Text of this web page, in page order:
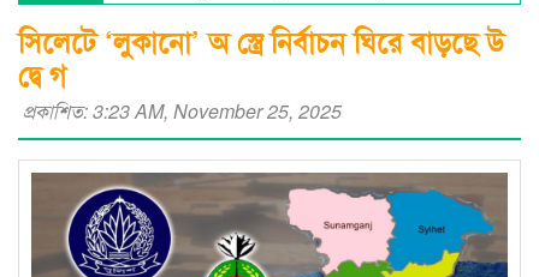
পুলিশিংয়ে আইন-শৃঙ্খলায় স্বস্তি : শ’ত দিনে কমিশনারের অর্জন
সিলেটে ‘লুকানো’ অ স্ত্রে নির্বাচন ঘিরে বাড়ছে উ
দ্বে গ
প্রকাশিত: 3:23 AM, November 25, 2025